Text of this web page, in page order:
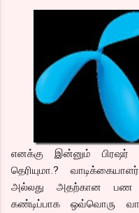
எனக்கு இன்னும் பிரஷர்
தெரியுமா.?
அல்லது அதற்கான பண
கண்டிப்பாக ஒவ்வொரு